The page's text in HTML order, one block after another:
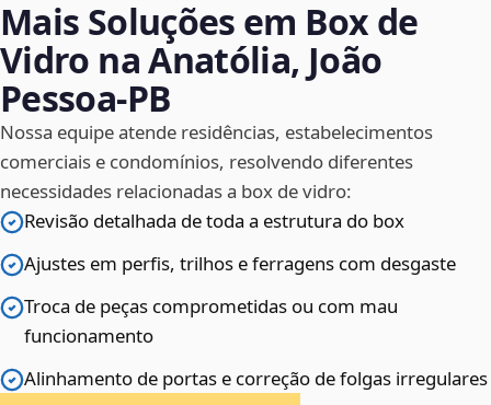
Mais Soluções em Box de
Vidro na Anatólia, João
Pessoa‑PB
Nossa equipe atende residências, estabelecimentos
comerciais e condomínios, resolvendo diferentes
necessidades relacionadas a box de vidro:
Revisão detalhada de toda a estrutura do box
Ajustes em perfis, trilhos e ferragens com desgaste
Troca de peças comprometidas ou com mau
funcionamento
Alinhamento de portas e correção de folgas irregulares